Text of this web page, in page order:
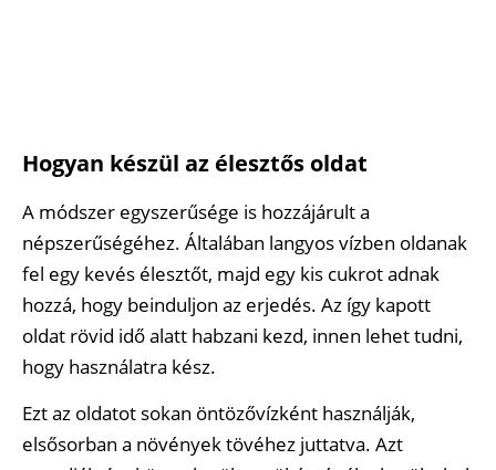
Hogyan készül az élesztős oldat
A módszer egyszerűsége is hozzájárult a
népszerűségéhez. Általában langyos vízben oldanak
fel egy kevés élesztőt, majd egy kis cukrot adnak
hozzá, hogy beinduljon az erjedés. Az így kapott
oldat rövid idő alatt habzani kezd, innen lehet tudni,
hogy használatra kész.
Ezt az oldatot sokan öntözővízként használják,
elsősorban a növények tövéhez juttatva. Azt